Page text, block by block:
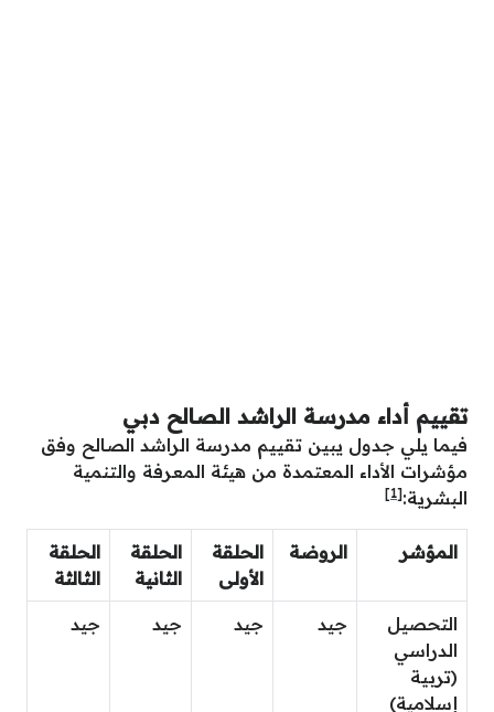
تقييم أداء مدرسة الراشد الصالح دبي
فيما يلي جدول يبين تقييم مدرسة الراشد الصالح وفق
مؤشرات الأداء المعتمدة من هيئة المعرفة والتنمية
البشرية:[1]
المؤشر الروضة
الحلقة
الأولى
الحلقة
الثانية
الحلقة
الثالثة
التحصيل
الدراسي
(تربية
إسلامية)
جيد جيد جيد جيد